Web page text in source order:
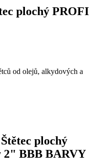
plochý PROFI
od olejů, alkydových a
Štětec plochý
2" BBB BARVY